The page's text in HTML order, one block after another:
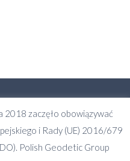
2018 zaczęło obowiązywać
i Rady (UE) 2016/679
Polish Geodetic Group